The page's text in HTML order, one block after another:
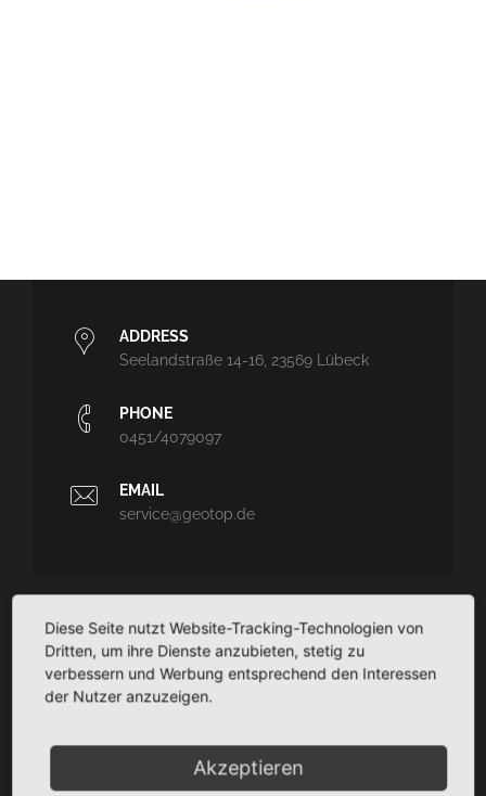
ADDRESS
Seelandstraße 14-16, 23569 Lübeck
PHONE
0451/4079097
EMAIL
service@geotop.de
GEOTOP
Ingenieurvermessung und Architekturvermessung - CAD-
Planungssupport - Dokumentation
Liegenschaftsmanagement
Diese Seite nutzt Website-Tracking-Technologien von
Dritten, um ihre Dienste anzubieten, stetig zu
verbessern und Werbung entsprechend den Interessen
der Nutzer anzuzeigen.
Akzeptieren